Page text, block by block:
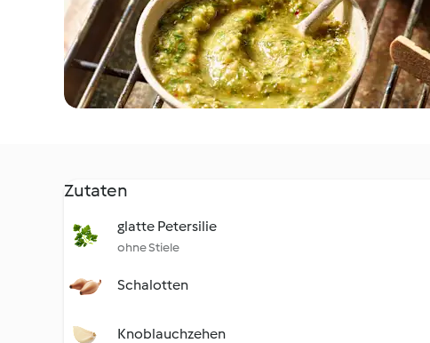
Zutaten
glatte Petersilie
ohne Stiele
Schalotten
Knoblauchzehen